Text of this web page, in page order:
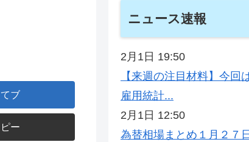
ブ
ー
ニュース速報
2月1日 19:50
【来週の注目材料】今回
雇用統計...
2月1日 12:50
為替相場まとめ１月２７